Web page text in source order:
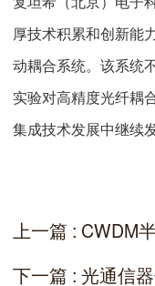
厚技术积累和创新能
动耦合系统。该系统
实验对高精度光纤耦
集成技术发展中继续